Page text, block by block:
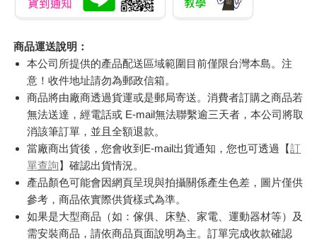
商品運送說明：
本公司所提供的產品配送區域範圍目前僅限台灣本島。注
意！收件地址請勿為郵政信箱。
商品將由廠商透過貨運或是郵局寄送。消費者訂購之商品若
無法送達，經電話或 E-mail無法聯繫逾三天者，本公司將取
消該筆訂單，並且全額退款。
當廠商出貨後，您會收到E-mail出貨通知，您也可透過【訂
單查詢】確認出貨情況。
產品顏色可能會因網頁呈現與拍攝關係產生色差，圖片僅供
參考，商品依實際供貨樣式為準。
如果是大型商品（如：傢俱、床墊、家電、運動器材等）及
需安裝商品，請依商品頁面說明為主。訂單完成收款確認